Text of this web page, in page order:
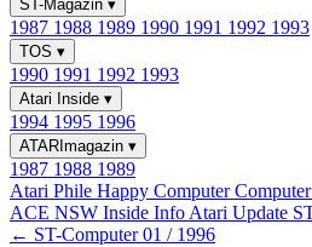
ST-Magazin ▾
1987 1988 1989 1990 1991 1992 1993
TOS ▾
1990 1991 1992 1993
Atari Inside ▾
1994 1995 1996
ATARImagazin ▾
1987 1988 1989
Atari Phile Happy Computer
ACE NSW Inside Info Atari Update
← ST-Computer 01 / 1996